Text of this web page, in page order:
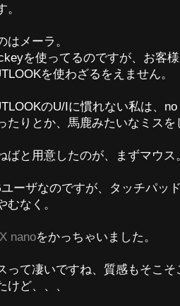
はメーラ。
を使ってるのですが、お客
を使わざるをえません。
のU/Iに慣れない私は、
たりとか、馬鹿みたいなミスを
ばと用意したのが、まずマウス
ーザなのですが、タッチパッ
むなく。
nanoをかっちゃいました。
って凄いですね、質感もそこそ
けど、、、